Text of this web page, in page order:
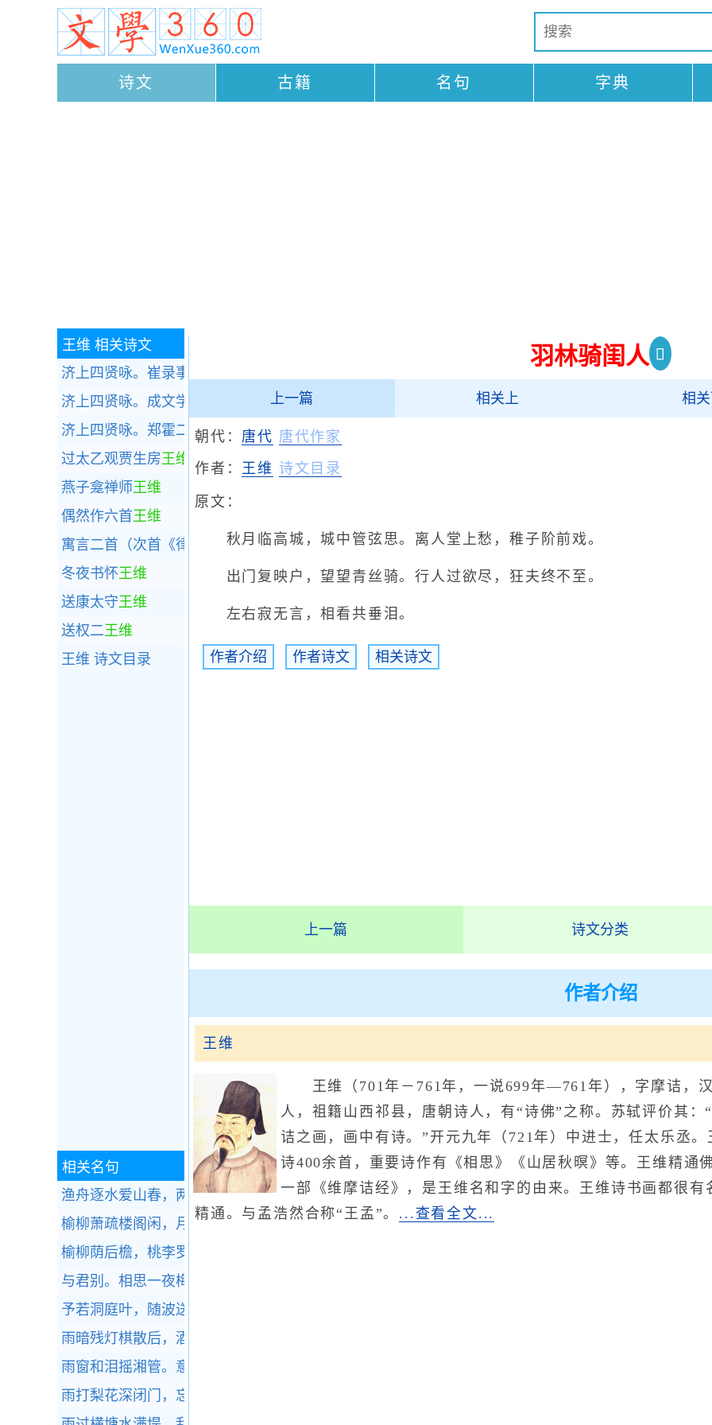
诗文 古籍 名句 字典
羽林骑闺人
上一篇 相关上 相
朝代： 唐代 唐代作家
作者： 王维 诗文目录
原文：
秋月临高城，城中管弦思。离人堂上愁，稚子阶前戏。
出门复映户，望望青丝骑。行人过欲尽，狂夫终不至。
左右寂无言，相看共垂泪。
作者介绍 作者诗文 相关诗文
上一篇 诗文分类
作者介绍
王维
王维（701年－761年，一说699年—761年），字摩诘，汉
人，祖籍山西祁县，唐朝诗人，有“诗佛”之称。苏轼评价其
诘之画，画中有诗。”开元九年（721年）中进士，任太乐丞
诗400余首，重要诗作有《相思》《山居秋暝》等。王维精通
一部《维摩诘经》，是王维名和字的由来。王维诗书画都很
精通。与孟浩然合称“王孟”。 ...查看全文...
王维 相关诗文
济上四贤咏。崔录事
济上四贤咏。成文学
济上四贤咏。郑霍二山人（一作寄崔郑二山人）
过太乙观贾生房王维
燕子龛禅师王维
偶然作六首王维
寓言二首（次首《律髓》入侠少类，作卢象《杂诗》） 王维
冬夜书怀王维
送康太守王维
送权二王维
王维 诗文目录
相关名句
渔舟逐水爱山春，两岸桃花夹古津。全诗赏析
榆柳萧疏楼阁闲，月明直见嵩山雪。全诗赏析
榆柳荫后檐，桃李罗堂前。全诗赏析
与君别。相思一夜梅花发。全诗赏析
予若洞庭叶，随波送逐臣。全诗赏析
雨暗残灯棋散后，酒醒孤枕雁来初。全诗赏析
雨窗和泪摇湘管。意长笺短。全诗赏析
雨打梨花深闭门，忘了青春，误了青春。全诗赏析